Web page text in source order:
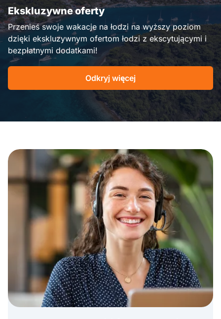
Ekskluzywne oferty
Przenieś swoje wakacje na łodzi na wyższy poziom
dzięki ekskluzywnym ofertom łodzi z ekscytującymi i
bezpłatnymi dodatkami!
Odkryj więcej